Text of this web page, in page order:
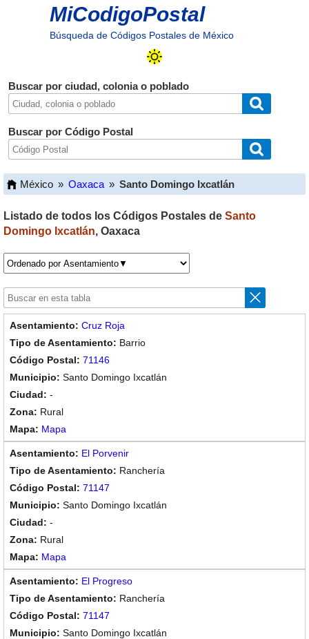
MiCodigoPostal
Búsqueda de Códigos Postales de México
Buscar por ciudad, colonia o poblado
Buscar por Código Postal
México » Oaxaca » Santo Domingo Ixcatlán
Listado de todos los Códigos Postales de Santo
Domingo Ixcatlán, Oaxaca
Cruz Roja
Barrio
71146
Santo Domingo Ixcatlán
-
Rural
Mapa
El Porvenir
Ranchería
71147
Santo Domingo Ixcatlán
-
Rural
Mapa
El Progreso
Ranchería
71147
Santo Domingo Ixcatlán